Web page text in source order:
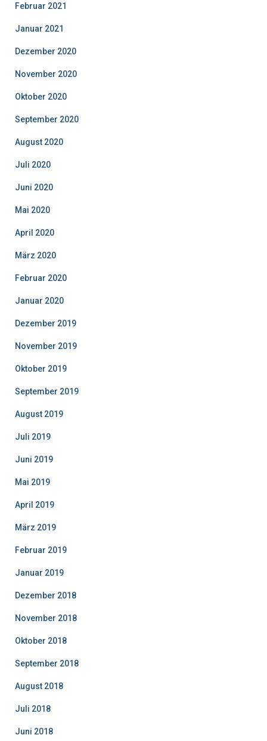
Februar 2021
Januar 2021
Dezember 2020
November 2020
Oktober 2020
September 2020
August 2020
Juli 2020
Juni 2020
Mai 2020
April 2020
März 2020
Februar 2020
Januar 2020
Dezember 2019
November 2019
Oktober 2019
September 2019
August 2019
Juli 2019
Juni 2019
Mai 2019
April 2019
März 2019
Februar 2019
Januar 2019
Dezember 2018
November 2018
Oktober 2018
September 2018
August 2018
Juli 2018
Juni 2018